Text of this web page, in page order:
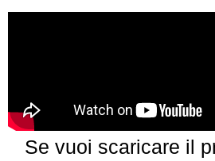
Se vuoi scaricare il